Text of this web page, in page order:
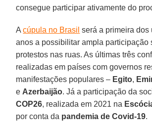
consegue participar ativamente do
Acúpula no Brasil será a primeira dos
anos a possibilitar ampla participação
protestos nas ruas. As últimas três
realizadas em países com governos
manifestações populares – Egito,
e Azerbaijão. Já a participação da
COP26, realizada em 2021 na
por conta da pandemia de Covid-19.